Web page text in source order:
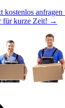
kostenlos
für kurze Zeit! →